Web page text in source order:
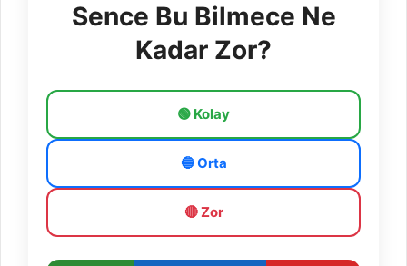
Sence Bu Bilmece Ne
Kadar Zor?
🟢 Kolay
🔵 Orta
🔴 Zor